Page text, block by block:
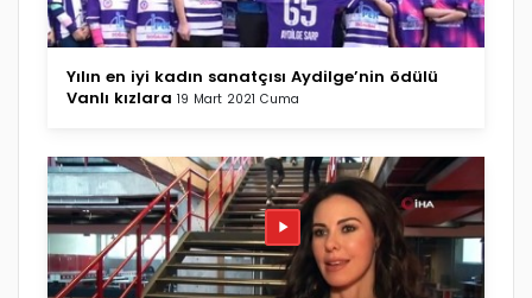
Yılın en iyi kadın sanatçısı Aydilge’nin ödülü
Vanlı kızlara 19 Mart 2021 Cuma